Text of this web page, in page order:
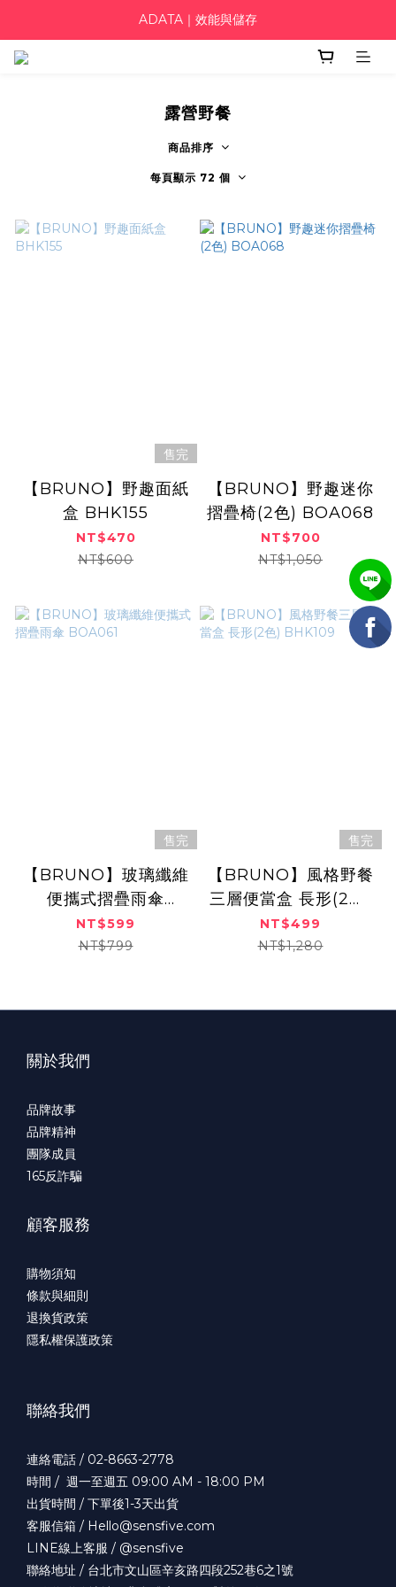
ADATA｜效能與儲存
露營野餐
商品排序
每頁顯示 72 個
售完
【BRUNO】野趣面紙
盒 BHK155
NT$470
NT$600
【BRUNO】野趣迷你
摺疊椅(2色) BOA068
NT$700
NT$1,050
售完
【BRUNO】玻璃纖維
便攜式摺疊雨傘
BOA061
NT$599
NT$799
售完
【BRUNO】風格野餐
三層便當盒 長形(2色)
BHK109
NT$499
NT$1,280
關於我們
品牌故事
品牌精神
團隊成員
165反詐騙
顧客服務
購物須知
條款與細則
退換貨政策
隱私權保護政策
聯絡我們
連絡電話 / 02-8663-2778
時間 / 週一至週五 09:00 AM - 18:00 PM
出貨時間 / 下單後1-3天出貨
客服信箱 / Hello@sensfive.com
LINE線上客服 / @sensfive
聯絡地址 / 台北市文山區辛亥路四段252巷6之1號